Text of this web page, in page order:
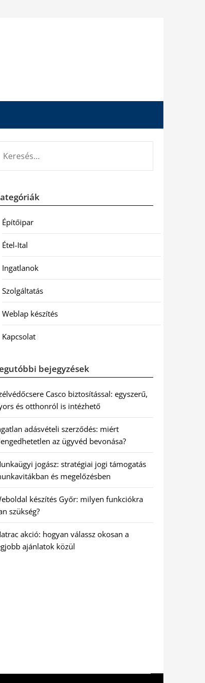
Építőipar
Étel-Ital
Ingatlanok
Szolgáltatás
Weblap készítés
Kapcsolat
bejegyzések
Casco biztosítással: egyszerű,
és otthonról is intézhető
adásvételi szerződés: miért
az ügyvéd bevonása?
jogász: stratégiai jogi támogatás
és megelőzésben
készítés Győr: milyen funkciókra
szükség?
akció: hogyan válassz okosan a
ajánlatok közül